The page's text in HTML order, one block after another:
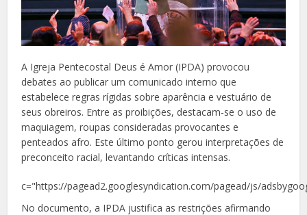
A Igreja Pentecostal Deus é Amor (IPDA) provocou
debates ao publicar um comunicado interno que
estabelece regras rígidas sobre aparência e vestuário de
seus obreiros. Entre as proibições, destacam-se o uso de
maquiagem, roupas consideradas provocantes e
penteados afro. Este último ponto gerou interpretações de
preconceito racial, levantando críticas intensas.
c="https://pagead2.googlesyndication.com/pagead/js/
No documento, a IPDA justifica as restrições afirmando